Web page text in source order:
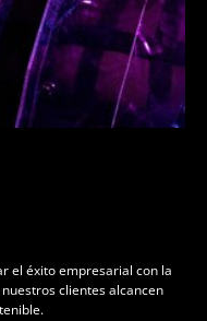
el éxito empresarial con la
clientes alcancen